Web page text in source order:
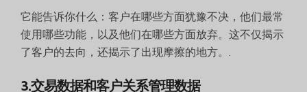
它能告诉你什么：客户在哪些方面犹豫不决，他们最常
使用哪些功能，以及他们在哪些方面放弃。这不仅揭示
了客户的去向，还揭示了出现摩擦的地方。.
3.交易数据和客户关系管理数据